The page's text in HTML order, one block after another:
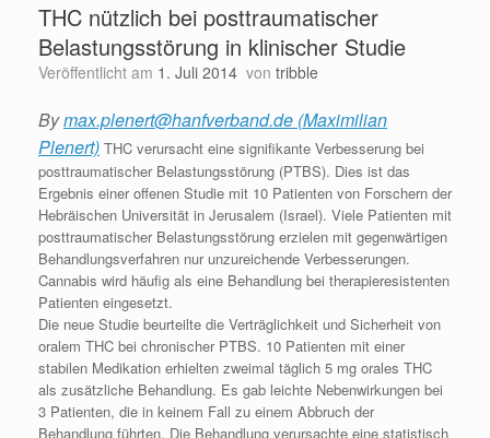
THC nützlich bei posttraumatischer
Belastungsstörung in klinischer Studie
Veröffentlicht am 1. Juli 2014 von tribble
Bymax.plenert@hanfverband.de (Maximilian
Plenert) THC verursacht eine signifikante Verbesserung bei
posttraumatischer Belastungsstörung (PTBS). Dies ist das
Ergebnis einer offenen Studie mit 10 Patienten von Forschern der
Hebräischen Universität in Jerusalem (Israel). Viele Patienten mit
posttraumatischer Belastungsstörung erzielen mit gegenwärtigen
Behandlungsverfahren nur unzureichende Verbesserungen.
Cannabis wird häufig als eine Behandlung bei therapieresistenten
Patienten eingesetzt.
Die neue Studie beurteilte die Verträglichkeit und Sicherheit von
oralem THC bei chronischer PTBS. 10 Patienten mit einer
stabilen Medikation erhielten zweimal täglich 5 mg orales THC
als zusätzliche Behandlung. Es gab leichte Nebenwirkungen bei
3 Patienten, die in keinem Fall zu einem Abbruch der
Behandlung führten. Die Behandlung verursachte eine statistisch